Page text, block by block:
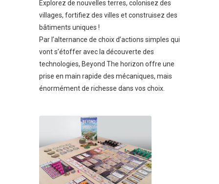
Explorez de nouvelles terres, colonisez des
villages, fortifiez des villes et construisez des
bâtiments uniques !
Par l’alternance de choix d’actions simples qui
vont s’étoffer avec la découverte des
technologies, Beyond The horizon offre une
prise en main rapide des mécaniques, mais
énormément de richesse dans vos choix.